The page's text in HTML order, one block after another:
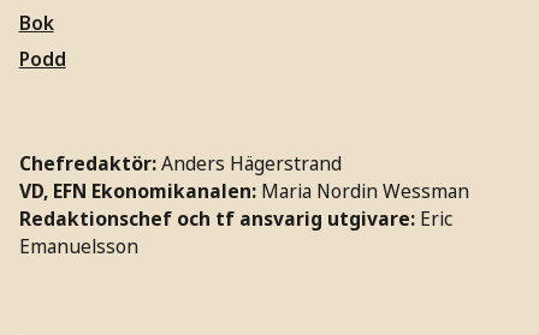
Bok
Podd
Chefredaktör:Anders Hägerstrand
VD, EFN Ekonomikanalen: Maria Nordin Wessman
Redaktionschef och tf ansvarig utgivare: Eric
Emanuelsson